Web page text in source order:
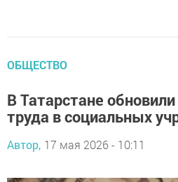
ОБЩЕСТВО
В Татарстане
труда в социальных
Автор, 17 мая 2026 - 10:11